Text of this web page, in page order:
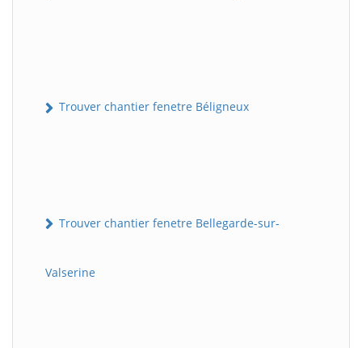
Trouver chantier fenetre Béligneux
Trouver chantier fenetre Bellegarde-sur-
Valserine